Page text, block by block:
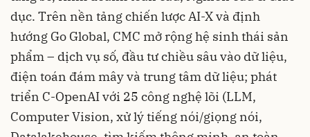
dục. Trên nền tảng chiến lược AI-X và định
hướng Go Global, CMC mở rộng hệ sinh thái sản
phẩm – dịch vụ số, đầu tư chiều sâu vào dữ liệu,
điện toán đám mây và trung tâm dữ liệu; phát
triển C-OpenAI với 25 công nghệ lõi (LLM,
Computer Vision, xử lý tiếng nói/giọng nói,